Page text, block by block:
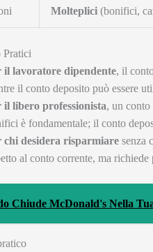
Molteplici (bonifici,
Pratici
il lavoratore dipendente, il
il conto deposito può essere
il libero professionista, un conto
è fondamentale; il conto
chi desidera risparmiare senza
al conto corrente, ma
Chiude McDonald's Nella